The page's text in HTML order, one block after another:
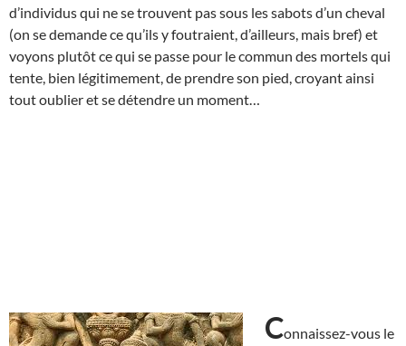
d’individus qui ne se trouvent pas sous les sabots d’un cheval
(on se demande ce qu’ils y foutraient, d’ailleurs, mais bref) et
voyons plutôt ce qui se passe pour le commun des mortels qui
tente, bien légitimement, de prendre son pied, croyant ainsi
tout oublier et se détendre un moment…
Connaissez-vous le